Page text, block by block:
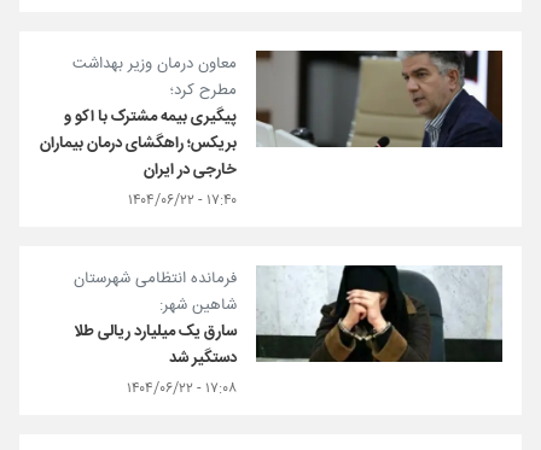
معاون درمان وزیر بهداشت
مطرح کرد؛
پیگیری بیمه مشترک با اکو و
بریکس؛ راهگشای درمان بیماران
خارجی در ایران
۱۷:۴۰ - ۱۴۰۴/۰۶/۲۲
فرمانده انتظامی شهرستان
شاهین شهر:
سارق یک میلیارد ریالی طلا
دستگیر شد
۱۷:۰۸ - ۱۴۰۴/۰۶/۲۲